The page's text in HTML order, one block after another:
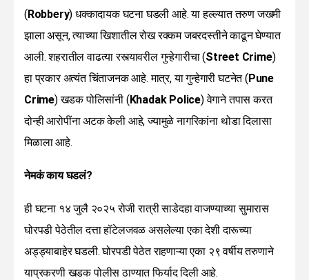
(Robbery) धक्कादायक घटना घडली आहे. या हल्ल्यात तरुण जखमी
झाला असून, त्याच्या खिशातील रोख रक्कम जबरदस्तीने काढून घेण्यात
आली. शहरातील वाढत्या रस्त्यावरील गुन्हेगारीचा (Street Crime)
हा प्रकार अत्यंत चिंताजनक आहे. मात्र, या गुन्हेगारी घटनेत (Pune
Crime) खडक पोलिसांनी (Khadak Police) वेगाने तपास करत
दोन्ही आरोपींना अटक केली आहे, ज्यामुळे नागरिकांना थोडा दिलासा
मिळाला आहे.
नेमकं काय घडलं?
ही घटना १४ जुलै २०२५ रोजी रात्री साडेदहा वाजण्याच्या सुमारास
घोरपडी पेठेतील दत्ता हॉटेलजवळ असलेल्या एका देशी दारूच्या
अड्ड्याबाहेर घडली. घोरपडी पेठेत राहणाऱ्या एका २९ वर्षीय तरुणाने
याप्रकरणी खडक पोलीस ठाण्यात फिर्याद दिली आहे.